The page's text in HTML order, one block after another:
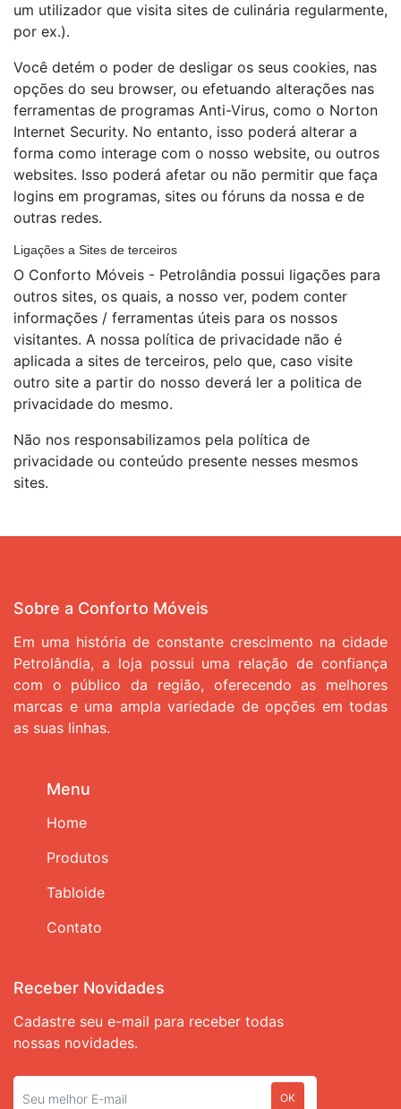
um utilizador que visita sites de culinária regularmente,
por ex.).
Você detém o poder de desligar os seus cookies, nas
opções do seu browser, ou efetuando alterações nas
ferramentas de programas Anti-Virus, como o Norton
Internet Security. No entanto, isso poderá alterar a
forma como interage com o nosso website, ou outros
websites. Isso poderá afetar ou não permitir que faça
logins em programas, sites ou fóruns da nossa e de
outras redes.
Ligações a Sites de terceiros
O Conforto Móveis - Petrolândia possui ligações para
outros sites, os quais, a nosso ver, podem conter
informações / ferramentas úteis para os nossos
visitantes. A nossa política de privacidade não é
aplicada a sites de terceiros, pelo que, caso visite
outro site a partir do nosso deverá ler a politica de
privacidade do mesmo.
Não nos responsabilizamos pela política de
privacidade ou conteúdo presente nesses mesmos
sites.
Sobre a Conforto Móveis
Em uma história de constante crescimento na cidade
Petrolândia, a loja possui uma relação de confiança
com o público da região, oferecendo as melhores
marcas e uma ampla variedade de opções em todas
as suas linhas.
Menu
Home
Produtos
Tabloide
Contato
Receber Novidades
Cadastre seu e-mail para receber todas
nossas novidades.
OK